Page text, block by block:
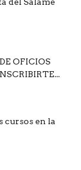
OFICIOS
cursos en la